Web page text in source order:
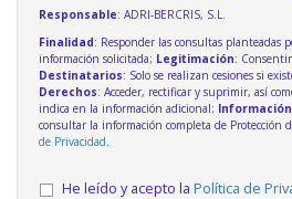
Responsable: ADRI-BERCRIS, S.L.
Finalidad: Responder las consultas planteadas
información solicitada; Legitimación:
Destinatarios: Solo se realizan cesiones si
Derechos: Acceder, rectificar y suprimir, así
indica en la información adicional;
consultar la información completa de Protección
de Privacidad
He leído y acepto la Política de